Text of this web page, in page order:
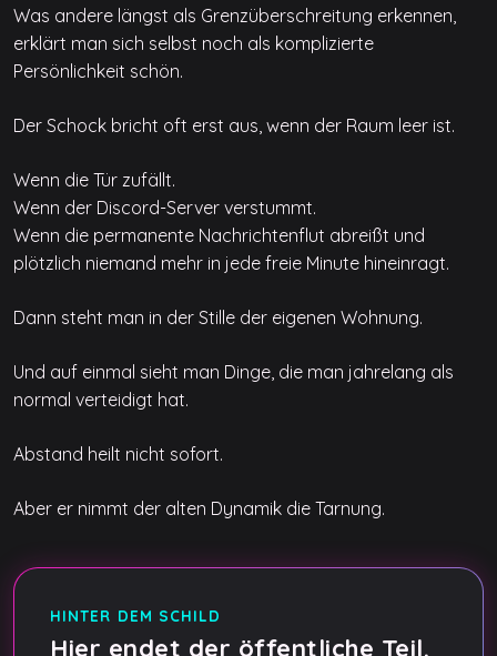
Was andere längst als Grenzüberschreitung erkennen,
erklärt man sich selbst noch als komplizierte
Persönlichkeit schön.
Der Schock bricht oft erst aus, wenn der Raum leer ist.
Wenn die Tür zufällt.
Wenn der Discord-Server verstummt.
Wenn die permanente Nachrichtenflut abreißt und
plötzlich niemand mehr in jede freie Minute hineinragt.
Dann steht man in der Stille der eigenen Wohnung.
Und auf einmal sieht man Dinge, die man jahrelang als
normal verteidigt hat.
Abstand heilt nicht sofort.
Aber er nimmt der alten Dynamik die Tarnung.
HINTER DEM SCHILD
Hier endet der öffentliche Teil.